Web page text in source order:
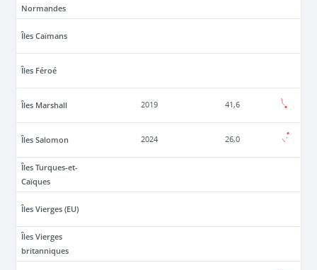
Normandes
Îles Caïmans
Îles Féroé
Îles Marshall 2019 41,6
Îles Salomon 2024 26,0
Îles Turques-et-
Caïques
Îles Vierges (EU)
Îles Vierges
britanniques